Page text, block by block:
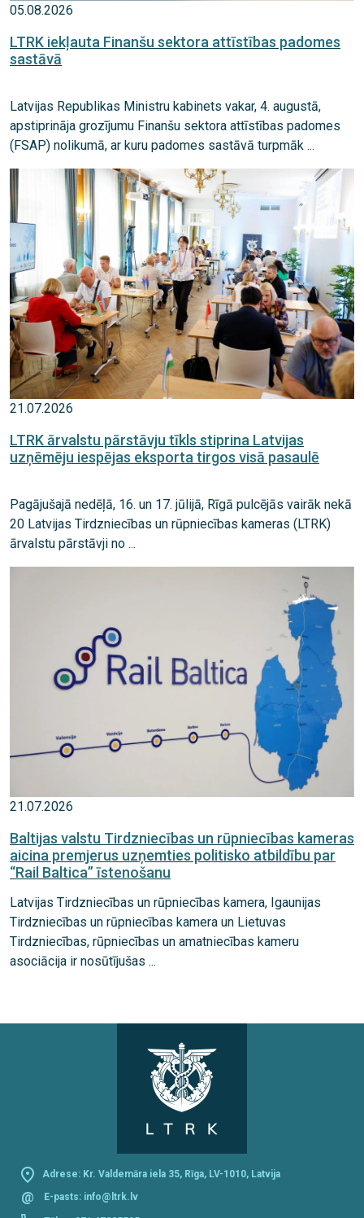
05.08.2026
LTRK iekļauta Finanšu sektora attīstības padomes
sastāvā
Latvijas Republikas Ministru kabinets vakar, 4. augustā,
apstiprināja grozījumu Finanšu sektora attīstības padomes
(FSAP) nolikumā, ar kuru padomes sastāvā turpmāk ...
21.07.2026
LTRK ārvalstu pārstāvju tīkls stiprina Latvijas
uzņēmēju iespējas eksporta tirgos visā pasaulē
Pagājušajā nedēļā, 16. un 17. jūlijā, Rīgā pulcējās vairāk nekā
20 Latvijas Tirdzniecības un rūpniecības kameras (LTRK)
ārvalstu pārstāvji no ...
21.07.2026
Baltijas valstu Tirdzniecības un rūpniecības kameras
aicina premjerus uzņemties politisko atbildību par
“Rail Baltica” īstenošanu
Latvijas Tirdzniecības un rūpniecības kamera, Igaunijas
Tirdzniecības un rūpniecības kamera un Lietuvas
Tirdzniecības, rūpniecības un amatniecības kameru
asociācija ir nosūtījušas ...
Adrese: Kr. Valdemāra iela 35, Rīga, LV-1010, Latvija
@ E-pasts: info@ltrk.lv